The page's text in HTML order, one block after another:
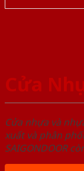
Cửa
Cửa nhựa và
xuất và phân
SAIGONDOOR